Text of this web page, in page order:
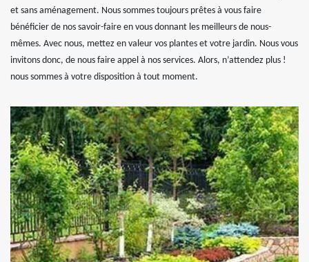
et sans aménagement. Nous sommes toujours prêtes à vous faire
bénéficier de nos savoir-faire en vous donnant les meilleurs de nous-
mêmes. Avec nous, mettez en valeur vos plantes et votre jardin. Nous vous
invitons donc, de nous faire appel à nos services. Alors, n’attendez plus !
nous sommes à votre disposition à tout moment.